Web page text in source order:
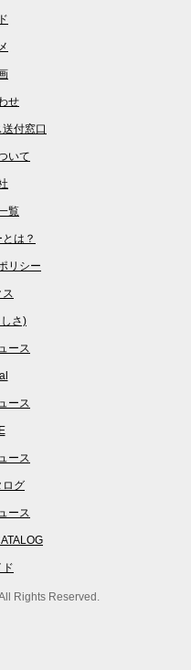
せ
付窓口
いて
覧
は？
リシー
ス
さ)
ース
ース
ース
ログ
ース
ド
Rights Reserved.